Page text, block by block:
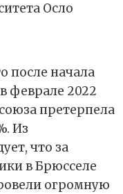
Осло
после начала
феврале 2022
претерпела
Из
что за
в Брюсселе
огромную